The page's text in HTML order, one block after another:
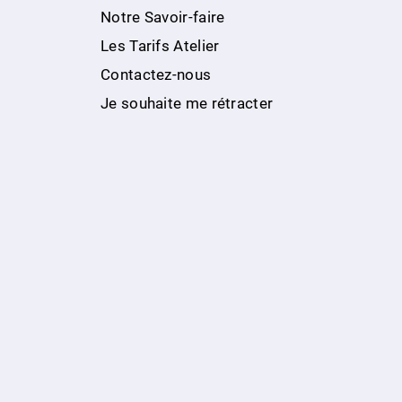
Notre Savoir-faire
Les Tarifs Atelier
Contactez-nous
Je souhaite me rétracter